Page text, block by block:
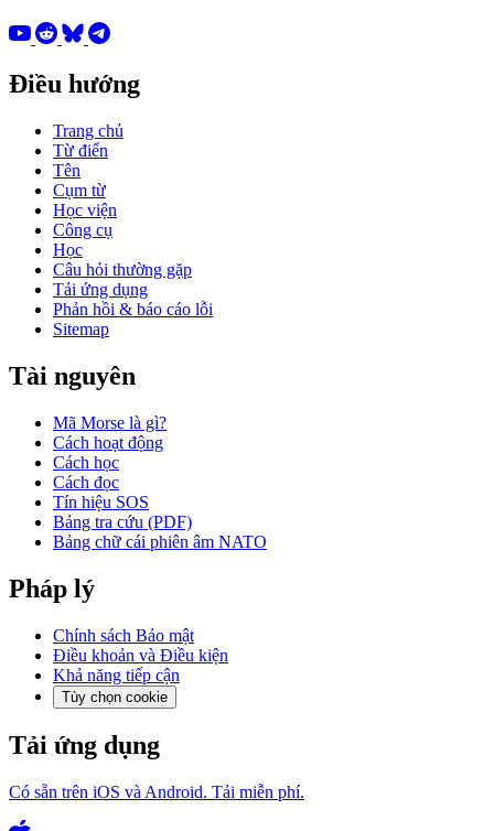
Điều hướng
Trang chủ
Từ điển
Tên
Cụm từ
Học viện
Công cụ
Học
Câu hỏi thường gặp
Tải ứng dụng
Phản hồi & báo cáo lỗi
Sitemap
Tài nguyên
Mã Morse là gì?
Cách hoạt động
Cách học
Cách đọc
Tín hiệu SOS
Bảng tra cứu (PDF)
Bảng chữ cái phiên âm NATO
Pháp lý
Chính sách Bảo mật
Điều khoản và Điều kiện
Khả năng tiếp cận
Tùy chọn cookie
Tải ứng dụng
Có sẵn trên iOS và Android. Tải miễn phí.